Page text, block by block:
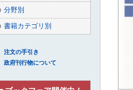
分野別
書籍カテゴリ別
注文の手引き
政府刊行物について